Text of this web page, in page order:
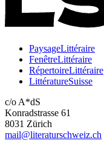
PaysageLittéraire
FenêtreLittéraire
RépertoireLittéraire
LittératureSuisse
c/o A*dS
Konradstrasse 61
8031 Zürich
mail@literaturschweiz.ch